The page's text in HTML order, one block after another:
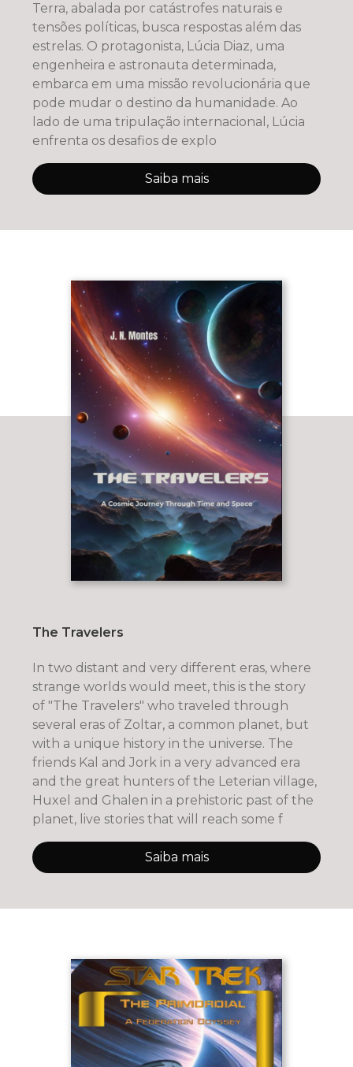
Terra, abalada por catástrofes naturais e
tensões políticas, busca respostas além das
estrelas. O protagonista, Lúcia Diaz, uma
engenheira e astronauta determinada,
embarca em uma missão revolucionária que
pode mudar o destino da humanidade. Ao
lado de uma tripulação internacional, Lúcia
enfrenta os desafios de explo
Saiba mais
The Travelers
In two distant and very different eras, where
strange worlds would meet, this is the story
of "The Travelers" who traveled through
several eras of Zoltar, a common planet, but
with a unique history in the universe. The
friends Kal and Jork in a very advanced era
and the great hunters of the Leterian village,
Huxel and Ghalen in a prehistoric past of the
planet, live stories that will reach some f
Saiba mais